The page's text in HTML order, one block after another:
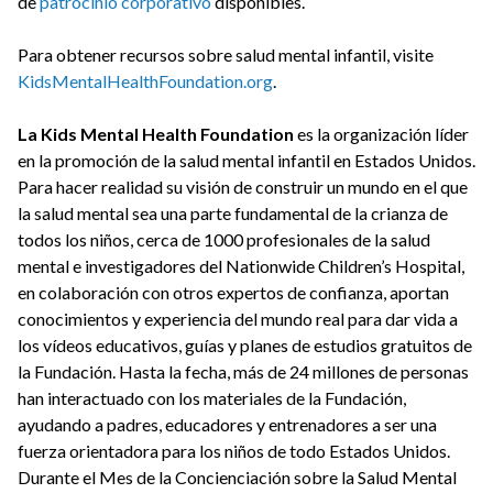
Para obtener recursos sobre salud mental infantil, visite
KidsMentalHealthFoundation.org.
La Kids Mental Health Foundation es la organización líder
en la promoción de la salud mental infantil en Estados Unidos.
Para hacer realidad su visión de construir un mundo en el que
la salud mental sea una parte fundamental de la crianza de
todos los niños, cerca de 1000 profesionales de la salud
mental e investigadores del Nationwide Children’s Hospital,
en colaboración con otros expertos de confianza, aportan
conocimientos y experiencia del mundo real para dar vida a
los vídeos educativos, guías y planes de estudios gratuitos de
la Fundación. Hasta la fecha, más de 24 millones de personas
han interactuado con los materiales de la Fundación,
ayudando a padres, educadores y entrenadores a ser una
fuerza orientadora para los niños de todo Estados Unidos.
Durante el Mes de la Concienciación sobre la Salud Mental